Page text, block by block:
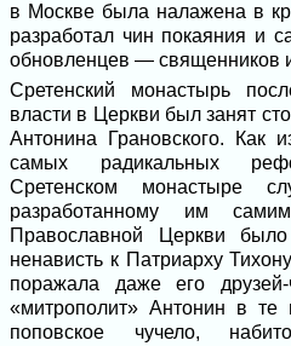
в Москве была налажена в
разработал чин покаяния и
обновленцев — священников
Сретенский монастырь
власти в Церкви был занят
Антонина Грановского. Как
самых радикальных
Сретенском монастыре
разработанному им
Православной Церкви
ненависть к Патриарху
поражала даже его
«митрополит» Антонин в
поповское чучело,